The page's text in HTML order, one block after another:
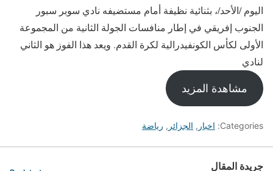
اليوم /الأحد/، بثنائية نظيفة أمام مستضيفه نادي سوبر سبور
الجنوب إفريقي في إطار منافسات الجولة الثانية من المجموعة
الأولى لكأس الكونفيدرالية لكرة القدم. ويعد هذا الفوز هو الثاني
لنادي
مشاهدة المزيد
Categories: اخبار , الجزائر , رياضة
جريدة المقال